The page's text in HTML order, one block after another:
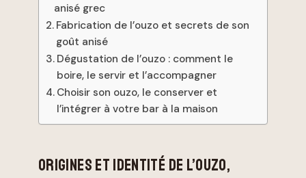
anisé grec
Fabrication de l’ouzo et secrets de son
goût anisé
Dégustation de l’ouzo : comment le
boire, le servir et l’accompagner
Choisir son ouzo, le conserver et
l’intégrer à votre bar à la maison
ORIGINES ET IDENTITÉ DE L’OUZO,